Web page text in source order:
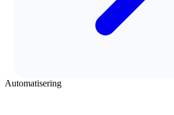
Automatisering